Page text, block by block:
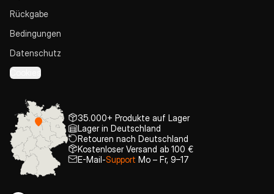
Rückgabe
Bedingungen
Datenschutz
Cookies
35.000+ Produkte auf Lager
Lager in Deutschland
Retouren nach Deutschland
Kostenloser Versand ab 100 €
E-Mail-Support Mo – Fr, 9–17